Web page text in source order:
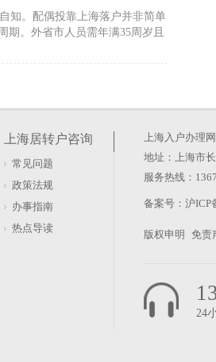
知。配偶投靠上海落户并非简单
期。外省市人员需年满35周岁且
种错位不仅浪费了阅读时间，更
特殊情形办理）
与社保缴纳是否满足材料链条一
上海居转户咨询
常见问题
政策法规
办事指南
热点导读
上海入户办理网
地址：上海市
服务热线：
备案号： 沪ICP
版权申明 免责
24